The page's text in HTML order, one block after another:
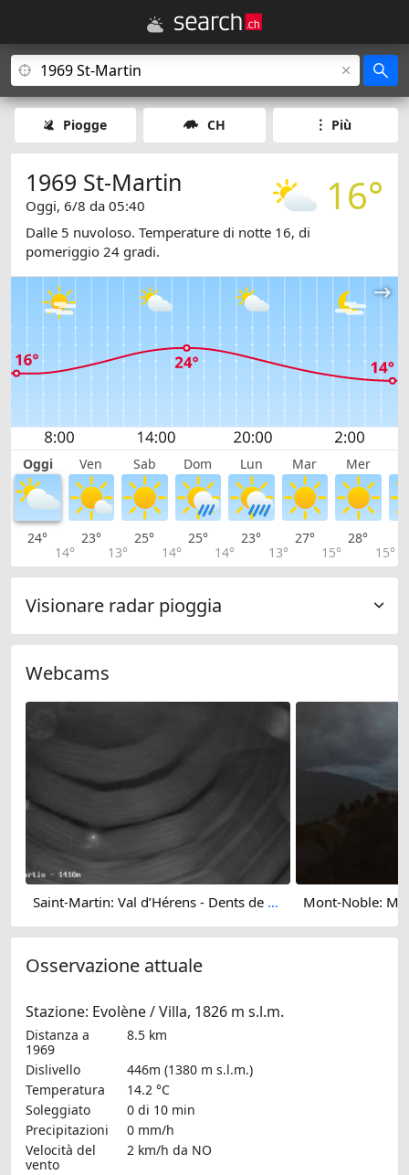
Piogge CH Più
16°
1969 St-Martin
Oggi, 6/8 da 05:40
Dalle 5 nuvoloso. Temperature di notte 16, di
pomeriggio 24 gradi.
Oggi Ven Sab Dom Lun Mar Mer
24°
14°
23°
13°
25°
14°
25°
14°
23°
13°
27°
15°
28°
15°
Visionare radar pioggia
Webcams
Saint-Martin: Val d’Hérens - Dents de Veisivi
Osservazione attuale
Stazione: Evolène / Villa, 1826 m s.l.m.
Distanza a
1969
8.5 km
Dislivello
446m (1380 m s.l.m.)
Temperatura
14.2 °C
Soleggiato
0 di 10 min
Precipitazioni
0 mm/h
Velocità del
vento
2 km/h da NO